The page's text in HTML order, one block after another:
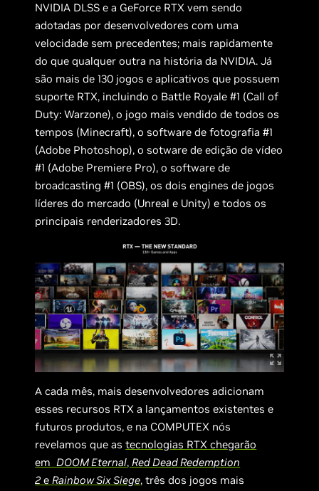
NVIDIA DLSS e a GeForce RTX vem sendo
adotadas por desenvolvedores com uma
velocidade sem precedentes; mais rapidamente
do que qualquer outra na história da NVIDIA. Já
são mais de 130 jogos e aplicativos que possuem
suporte RTX, incluindo o Battle Royale #1 (Call of
Duty: Warzone), o jogo mais vendido de todos os
tempos (Minecraft), o software de fotografia #1
(Adobe Photoshop), o sotware de edição de vídeo
#1 (Adobe Premiere Pro), o software de
broadcasting #1 (OBS), os dois engines de jogos
líderes do mercado (Unreal e Unity) e todos os
principais renderizadores 3D.
A cada mês, mais desenvolvedores adicionam
esses recursos RTX a lançamentos existentes e
futuros produtos, e na COMPUTEX nós
revelamos que astecnologias RTX chegarão
emDOOM Eternal,Red Dead Redemption
2 eRainbow Six Siege, três dos jogos mais